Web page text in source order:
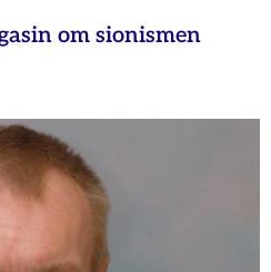
om sionismen